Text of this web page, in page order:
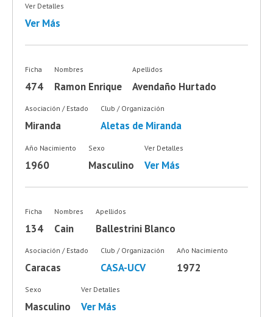
Ver Detalles
Ver Más
Ficha
474
Nombres
Ramon Enrique
Apellidos
Avendaño Hurtado
Asociación / Estado
Miranda
Club / Organización
Aletas de Miranda
Año Nacimiento
1960
Sexo
Masculino
Ver Detalles
Ver Más
Ficha
134
Nombres
Cain
Apellidos
Ballestrini Blanco
Asociación / Estado
Caracas
Club / Organización
CASA-UCV
Año Nacimiento
1972
Sexo
Masculino
Ver Detalles
Ver Más